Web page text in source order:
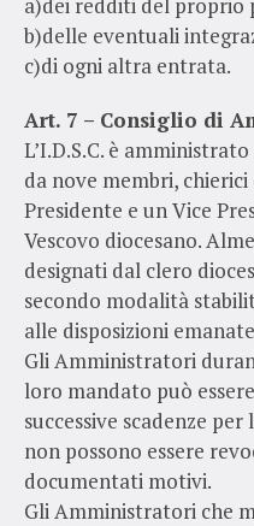
b)delle eventuali
c)di ogni altra entrata.
Art. 7 – Consiglio di
L’I.D.S.C. è
da nove membri,
Presidente e un Vice
Vescovo diocesano.
designati dal clero
secondo modalità
alle disposizioni
Gli Amministratori
loro mandato può
successive scadenze
non possono essere
documentati motivi.
Gli Amministratori che